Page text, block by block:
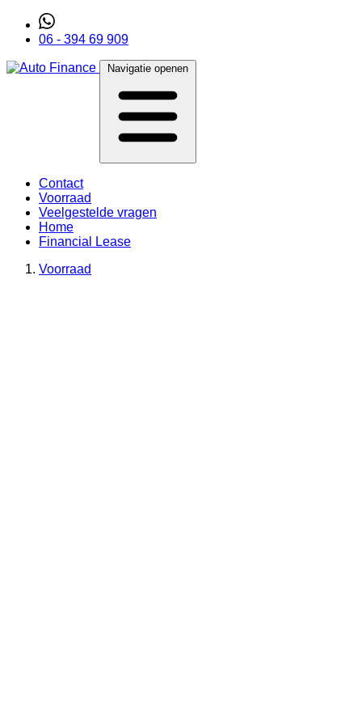
06 - 394 69 909
Navigatie openen
Contact
Voorraad
Veelgestelde vragen
Home
Financial Lease
Voorraad